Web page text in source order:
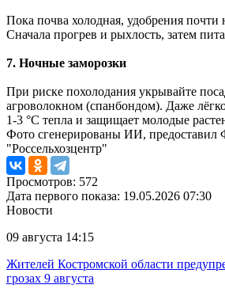
Пока почва холодная, удобрения почти
Сначала прогрев и рыхлость, затем
7. Ночные заморозки
При риске похолодания укрывайте
агроволокном (спанбондом). Даже
1-3 °C тепла и защищает молодые
Фото сгенерированы ИИ, предоставил
"Россельхозцентр"
Просмотров: 572
Дата первого показа: 19.05.2026 07:30
Новости
09 августа 14:15
Жителей Костромской области
грозах 9 августа